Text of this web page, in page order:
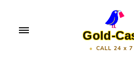
Skip
to
Gold-
CALL 24 x 7